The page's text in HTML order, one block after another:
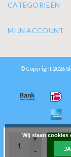
+
-
CATEGORIEËN
MIJN ACCOUNT
© Copyright 2026
Wij slaan cookies
JA